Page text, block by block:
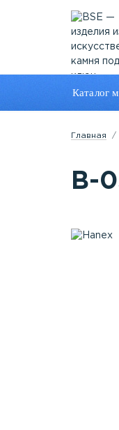
Каталог
Главная
B-